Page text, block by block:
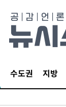
수도권 지방